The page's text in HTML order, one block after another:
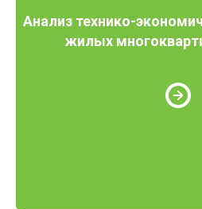
Анализ технико-
жилых